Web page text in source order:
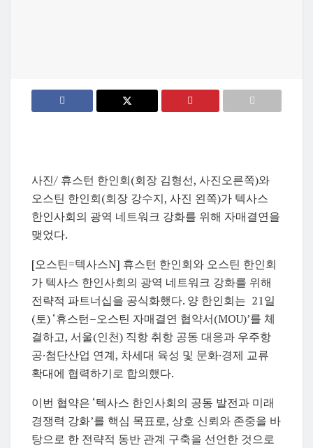
사진/ 휴스턴 한인회(회장 김형선, 사진오른쪽)와
오스틴 한인회(회장 강수지, 사진 왼쪽)가 텍사스
한인사회의 광역 네트워크 강화를 위해 자매결연을
맺었다.
[오스틴=텍사스N] 휴스턴 한인회와 오스틴 한인회
가 텍사스 한인사회의 광역 네트워크 강화를 위해
전략적 파트너십을 공식화했다. 양 한인회는 21일
(토) ‘휴스턴–오스틴 자매결연 협약서(MOU)’를 체
결하고, 서울(인천) 직항 취항 공동 대응과 우주항
공·첨단산업 연계, 차세대 육성 및 문화·경제 교류
확대에 협력하기로 합의했다.
이번 협약은 ‘텍사스 한인사회의 공동 발전과 미래
경쟁력 강화’를 핵심 목표로, 상호 신뢰와 존중을 바
탕으로 한 전략적 동반 관계 구축을 선언한 것으로